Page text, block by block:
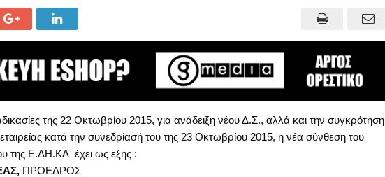
της 22 Οκτωβρίου 2015, για ανάδειξη νέου Δ.Σ., αλλά και την συγκρότηση
κατά την συνεδρίασή του της 23 Οκτωβρίου 2015, η νέα σύνθεση του
της Ε.ΔΗ.ΚΑ έχει ως εξής :
ΠΡΟΕΔΡΟΣ